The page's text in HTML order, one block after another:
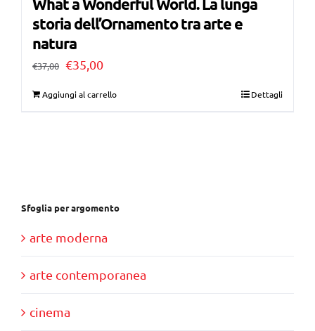
storia dell’Ornamento tra arte e
natura
€37,00 Il
€35,00Il
Aggiungi al carrello Dettagli
Sfoglia per argomento
arte moderna
arte contemporanea
cinema